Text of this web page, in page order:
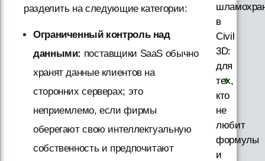
разделить на следующие категории:
Ограниченный контроль над
данными: поставщики SaaS обычно
хранят данные клиентов на
сторонних серверах; это
неприемлемо, если фирмы
оберегают свою интеллектуальную
собственность и предпочитают
в
Civil
3D:
для
тех,
кто
не
любит
формулы
и